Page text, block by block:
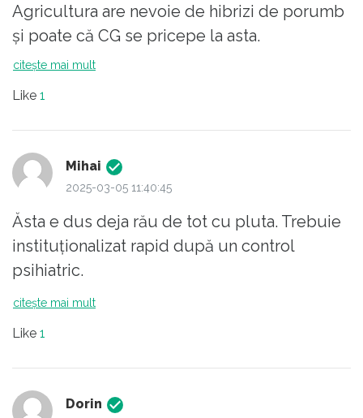
Agricultura are nevoie de hibrizi de porumb
și poate că CG se pricepe la asta.
degetele..
În rest, am mai avut un cizmar genial,
priceput de numa-numa, care-a intrat cu
plapuma..
citește mai mult
Like 1
Mihai
2025-03-05 11:40:45
Ăsta e dus deja rău de tot cu pluta. Trebuie
instituționalizat rapid după un control
psihiatric.
citește mai mult
Like 1
Dorin